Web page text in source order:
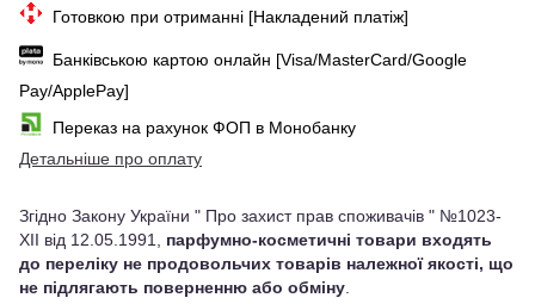
Готовкою при отриманні [Накладений платіж]
Банківською картою онлайн [Visa/MasterCard/Google
Pay/ApplePay]
Переказ на рахунок ФОП в Монобанку
Детальніше про оплату
Згідно Закону України " Про захист прав споживачів " №1023-
XII від 12.05.1991, парфумно-косметичні товари входять
до переліку не продовольчих товарів належної якості, що
не підлягають поверненню або обміну